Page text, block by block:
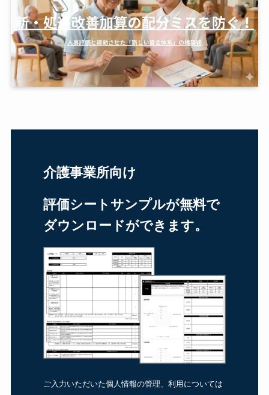
介護事業所向け
評価シートサンプルが無料で
ダウンロードができます。
ご入力いただいた個人情報の管理、利用については